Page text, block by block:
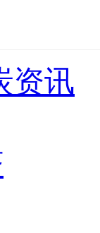
资讯